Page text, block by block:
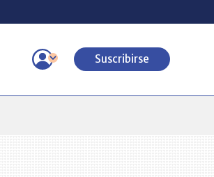
Suscribirse